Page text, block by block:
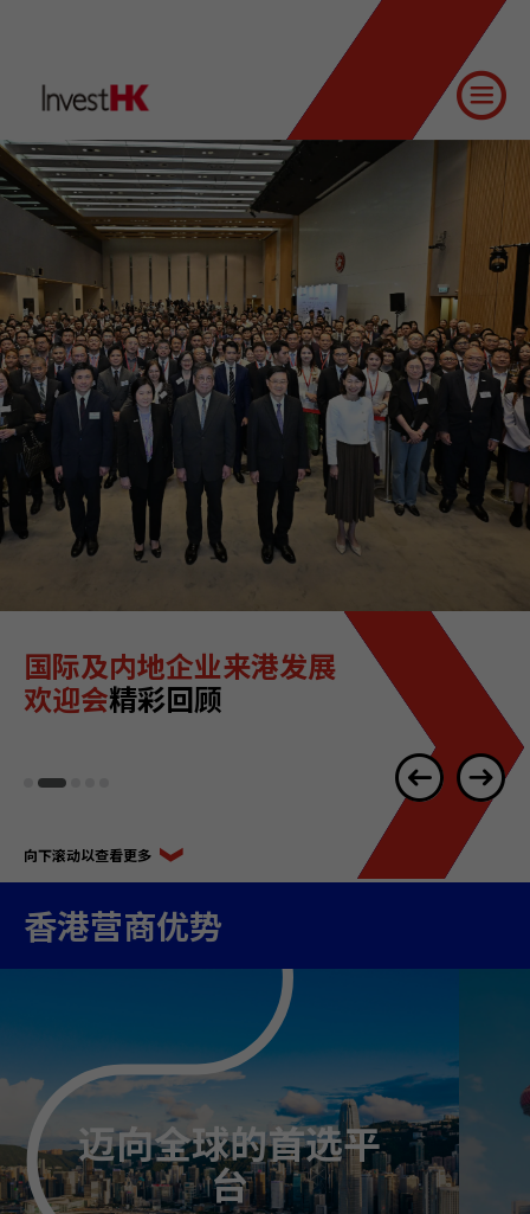
国际及内地企业来港发展
欢迎会精彩回顾
向下滚动以查看更多
香港营商优势
迈向全球的首选平
台